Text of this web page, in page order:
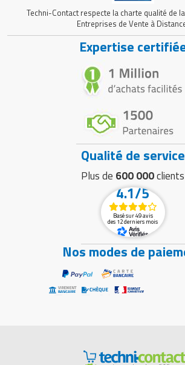
Techni-Contact respecte la charte qualité de
Entreprises de Vente à
Expertise
Qualité de service
Plus de 600 000clients
4.1/5
Basé sur 49 avis
des 12 derniers mois
Nos modes de